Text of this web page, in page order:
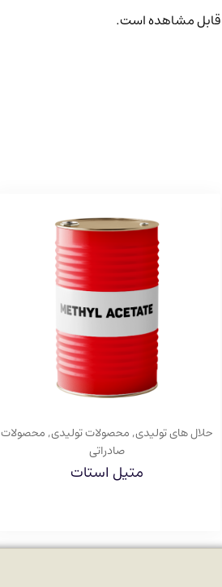
حلال های تولیدی, محصولات تولیدی, محصولات
صادراتی
متیل استات